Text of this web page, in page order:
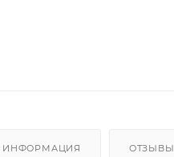
ИНФОРМАЦИЯ ОТЗЫВЫ